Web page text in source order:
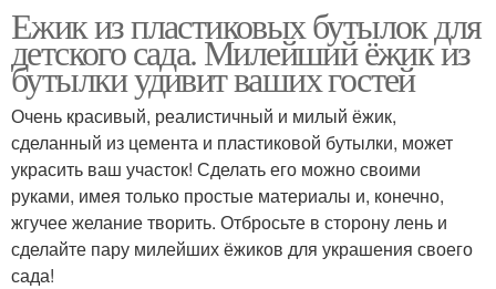
Ежик из пластиковых бутылок для
детского сада. Милейший ёжик из
бутылки удивит ваших гостей
Очень красивый, реалистичный и милый ёжик,
сделанный из цемента и пластиковой бутылки, может
украсить ваш участок! Сделать его можно своими
руками, имея только простые материалы и, конечно,
жгучее желание творить. Отбросьте в сторону лень и
сделайте пару милейших ёжиков для украшения своего
сада!